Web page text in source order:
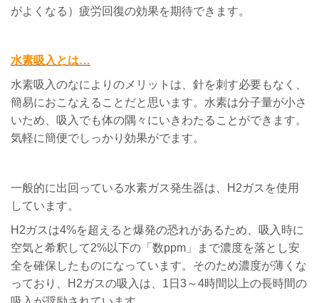
がよくなる）疲労回復の効果を期待できます。
水素吸入とは…
水素吸入のなによりのメリットは、針を刺す必要もなく、
簡易におこなえることだと思います。水素は分子量が小さ
いため、吸入でも体の隅々にいきわたることができます。
気軽に簡便でしっかり効果がでます。
一般的に出回っている水素ガス発生器は、H2ガスを使用
しています。
H2ガス は4%を超えると爆発の恐れがあるため、吸入時に
空気と希釈して2%以下の「数ppm」
まで濃度を落とし安
全を確保したものになっています。そのため濃度が薄くな
っており、H2ガスの吸入は、1日3～4時間以上の長時間の